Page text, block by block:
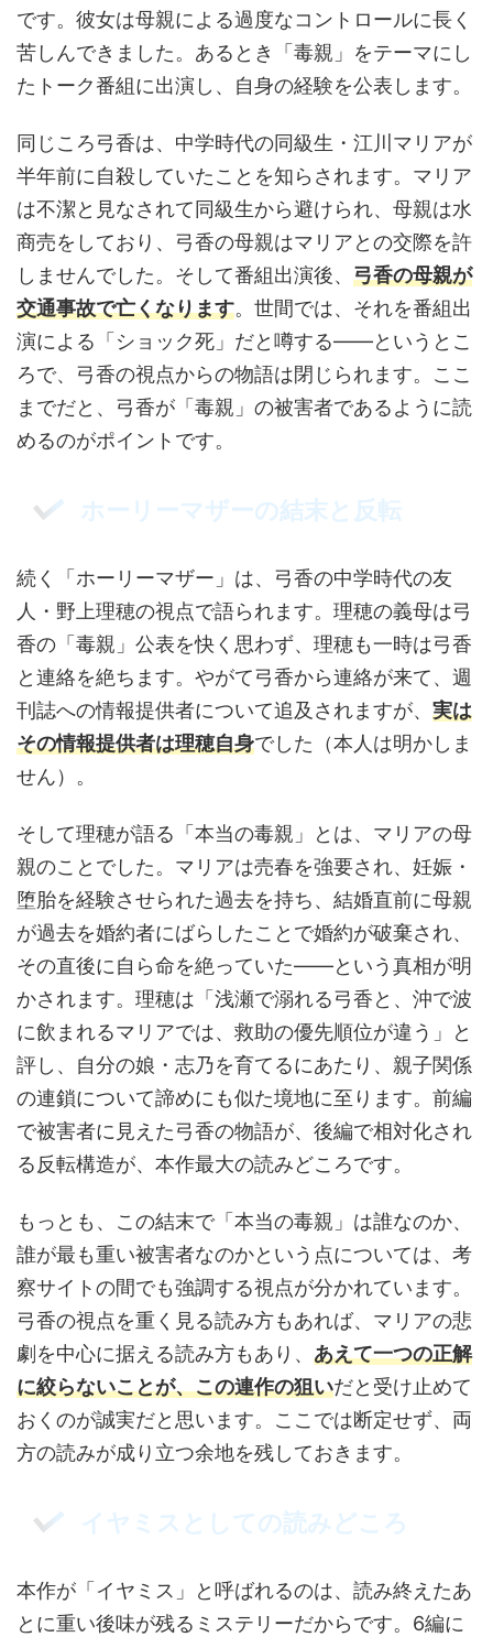
です。彼女は母親による過度なコントロールに長く
苦しんできました。あるとき「毒親」をテーマにし
たトーク番組に出演し、自身の経験を公表します。
同じころ弓香は、中学時代の同級生・江川マリアが
半年前に自殺していたことを知らされます。マリア
は不潔と見なされて同級生から避けられ、母親は水
商売をしており、弓香の母親はマリアとの交際を許
しませんでした。そして番組出演後、 弓香の母親が
交通事故で亡くなります。世間では、それを番組出
演による「ショック死」だと噂する——というとこ
ろで、弓香の視点からの物語は閉じられます。ここ
までだと、弓香が「毒親」の被害者であるように読
めるのがポイントです。
ホーリーマザーの結末と反転
続く「ホーリーマザー」は、弓香の中学時代の友
人・野上理穂の視点で語られます。理穂の義母は弓
香の「毒親」公表を快く思わず、理穂も一時は弓香
と連絡を絶ちます。やがて弓香から連絡が来て、週
刊誌への情報提供者について追及されますが、 実は
その情報提供者は理穂自身でした（本人は明かしま
せん）。
そして理穂が語る「本当の毒親」とは、マリアの母
親のことでした。マリアは売春を強要され、妊娠・
堕胎を経験させられた過去を持ち、結婚直前に母親
が過去を婚約者にばらしたことで婚約が破棄され、
その直後に自ら命を絶っていた——という真相が明
かされます。理穂は「浅瀬で溺れる弓香と、沖で波
に飲まれるマリアでは、救助の優先順位が違う」と
評し、自分の娘・志乃を育てるにあたり、親子関係
の連鎖について諦めにも似た境地に至ります。前編
で被害者に見えた弓香の物語が、後編で相対化され
る反転構造が、本作最大の読みどころです。
もっとも、この結末で「本当の毒親」は誰なのか、
誰が最も重い被害者なのかという点については、考
察サイトの間でも強調する視点が分かれています。
弓香の視点を重く見る読み方もあれば、マリアの悲
劇を中心に据える読み方もあり、 あえて一つの正解
に絞らないことが、この連作の狙いだと受け止めて
おくのが誠実だと思います。ここでは断定せず、両
方の読みが成り立つ余地を残しておきます。
イヤミスとしての読みどころ
本作が「イヤミス」と呼ばれるのは、読み終えたあ
とに重い後味が残るミステリーだからです。6編に